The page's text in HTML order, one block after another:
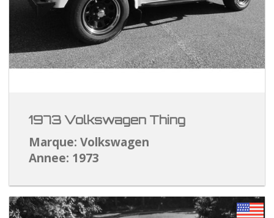
1973 Volkswagen Thing
Marque: Volkswagen
Annee: 1973